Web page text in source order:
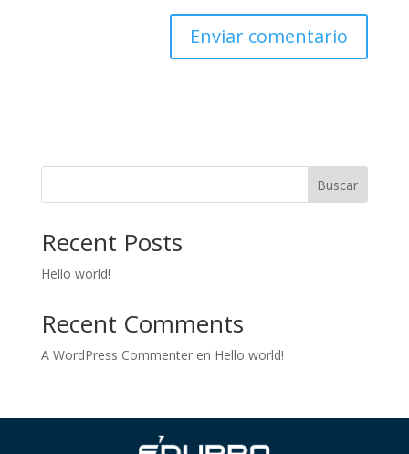
Buscar
Recent Posts
Hello world!
Recent Comments
A WordPress Commenteren Hello world!